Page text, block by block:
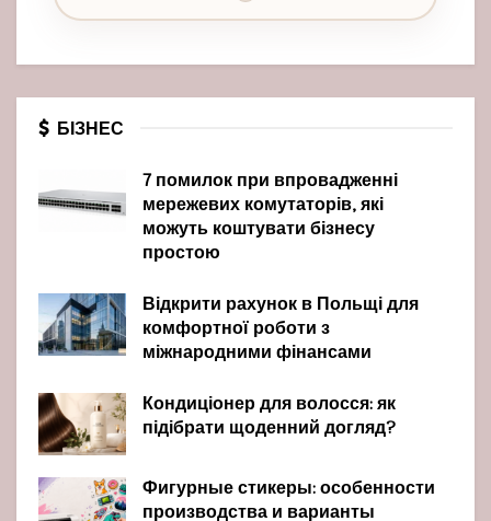
БІЗНЕС
7 помилок при впровадженні
мережевих комутаторів, які
можуть коштувати бізнесу
простою
Відкрити рахунок в Польщі для
комфортної роботи з
міжнародними фінансами
Кондиціонер для волосся: як
підібрати щоденний догляд?
Фигурные стикеры: особенности
производства и варианты